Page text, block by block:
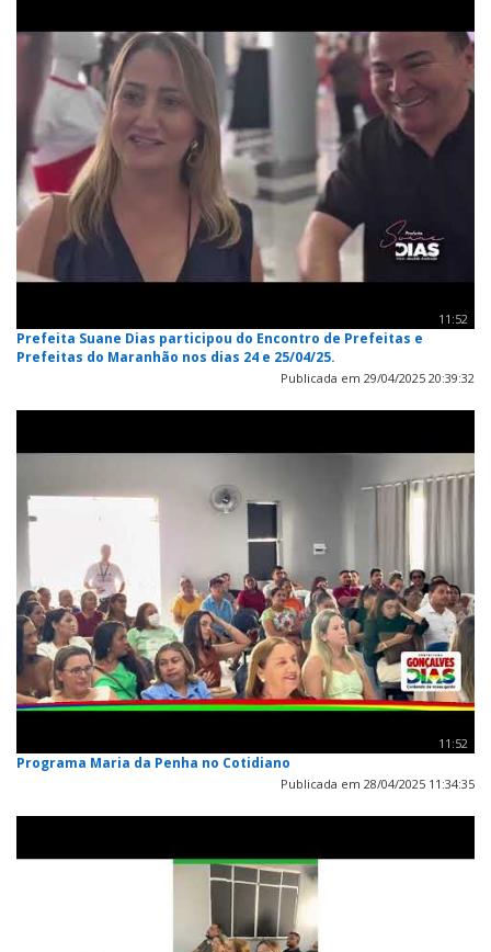
11:52
Prefeita Suane Dias participou do Encontro de Prefeitas e
Prefeitas do Maranhão nos dias 24 e 25/04/25.
Publicada em 29/04/2025 20:39:32
11:52
Programa Maria da Penha no Cotidiano
Publicada em 28/04/2025 11:34:35